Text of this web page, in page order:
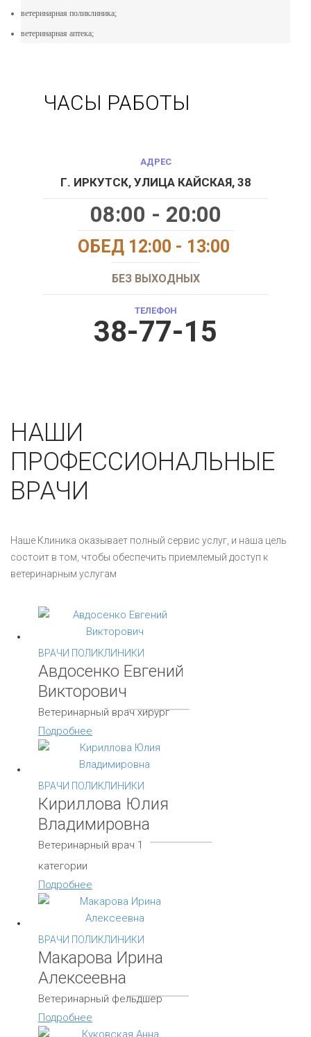
ветеринарная поликлиника;
ветеринарная аптека;
ЧАСЫ РАБОТЫ
АДРЕС
Г. ИРКУТСК, УЛИЦА КАЙСКАЯ, 38
08:00 - 20:00
ОБЕД 12:00 - 13:00
БЕЗ ВЫХОДНЫХ
ТЕЛЕФОН
38-77-15
НАШИ
ПРОФЕССИОНАЛЬНЫЕ
ВРАЧИ
Наше Клиника оказывает полный сервис услуг, и наша цель
состоит в том, чтобы обеспечить приемлемый доступ к
ветеринарным услугам
ВРАЧИ ПОЛИКЛИНИКИ
Авдосенко Евгений
Викторович
Ветеринарный врач хирург
Подробнее
ВРАЧИ ПОЛИКЛИНИКИ
Кириллова Юлия
Владимировна
Ветеринарный врач 1
категории
Подробнее
ВРАЧИ ПОЛИКЛИНИКИ
Макарова Ирина
Алексеевна
Ветеринарный фельдшер
Подробнее